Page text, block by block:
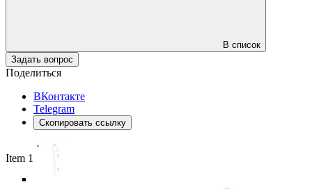
В список
Задать вопрос
Поделиться
ВКонтакте
Telegram
Скопировать ссылку
Item 1 of 5